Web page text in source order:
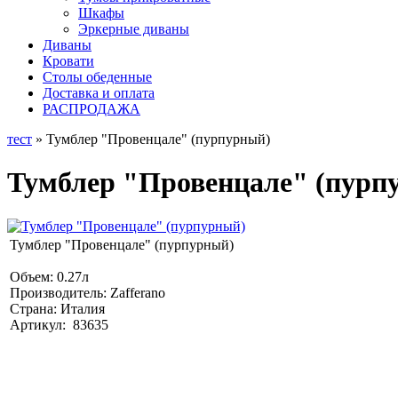
Шкафы
Эркерные диваны
Диваны
Кровати
Столы обеденные
Доставка и оплата
РАСПРОДАЖА
тест » Тумблер "Провенцале" (пурпурный)
Тумблер "Провенцале"
Тумблер "Провенцале" (пурпурный)
Объем: 0.27л
Производитель: Zafferano
Страна: Италия
Артикул: 83635